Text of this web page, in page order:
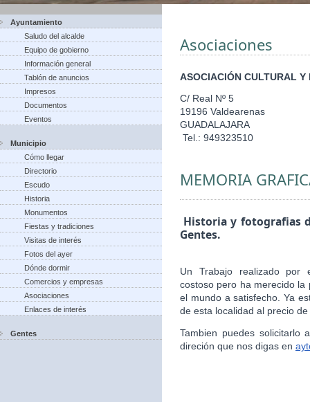
Ayuntamiento
Saludo del alcalde
Equipo de gobierno
Información general
Tablón de anuncios
Impresos
Documentos
Eventos
Municipio
Cómo llegar
Directorio
Escudo
Historia
Monumentos
Fiestas y tradiciones
Visitas de interés
Fotos del ayer
Dónde dormir
Comercios y empresas
Asociaciones
Enlaces de interés
Gentes
Asociaciones
ASOCIACIÓN CULTURAL Y
C/ Real Nº 5
19196 Valdearenas
GUADALAJARA
Tel.: 949323510
MEMORIA
Historia y fotografias
Gentes.
Un Trabajo realizado por
costoso pero ha merecido
el mundo a satisfecho. Ya
de esta localidad al precio
Tambien puedes
direción que nos digas en